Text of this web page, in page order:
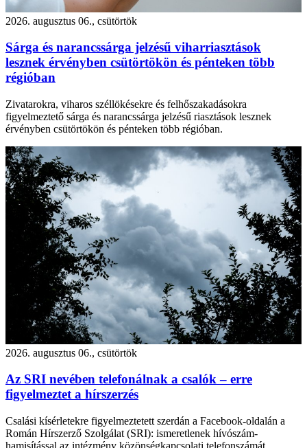
2026. augusztus 06., csütörtök
Sárga és narancssárga jelzésű viharriasztások
lesznek érvényben csütörtökön és pénteken több
régióban
Zivatarokra, viharos széllökésekre és felhőszakadásokra
figyelmeztető sárga és narancssárga jelzésű riasztások lesznek
érvényben csütörtökön és pénteken több régióban.
2026. augusztus 06., csütörtök
Az SRI nevében telefonálnak a csalók – erre
figyelmeztet a hírszerzés
Csalási kísérletekre figyelmeztetett szerdán a Facebook-oldalán a
Román Hírszerző Szolgálat (SRI): ismeretlenek hívószám-
hamisítással az intézmény közönségkapcsolati telefonszámát